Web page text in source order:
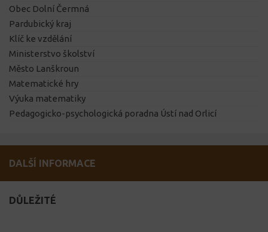
Obec Dolní Čermná
Pardubický kraj
Klíč ke vzdělání
Ministerstvo školství
Město Lanškroun
Matematické hry
Výuka matematiky
Pedagogicko-psychologická poradna Ústí nad Orlicí
DALŠÍ INFORMACE
DŮLEŽITÉ